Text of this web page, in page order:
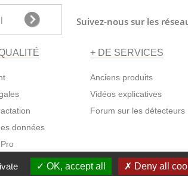
Suivez-nous sur les
données
+ DE SERVICES
Anciens produits
Vidéos explicatives
Forum sur les détecteurs
OK, accept all Deny all